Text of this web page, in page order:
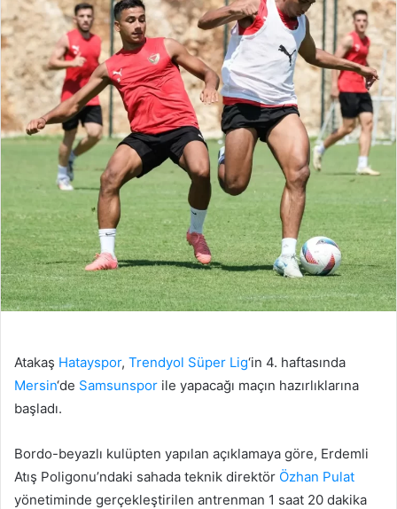
Atakaş Hatayspor, Trendyol Süper Lig‘in 4. haftasında
Mersin‘de Samsunspor ile yapacağı maçın hazırlıklarına
başladı.
Bordo-beyazlı kulüpten yapılan açıklamaya göre, Erdemli
Atış Poligonu’ndaki sahada teknik direktör Özhan Pulat
yönetiminde gerçekleştirilen antrenman 1 saat 20 dakika